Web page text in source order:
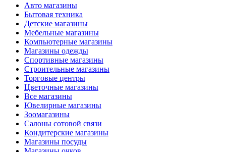
Авто магазины
Бытовая техника
Детские магазины
Мебельные магазины
Компьютерные магазины
Магазины одежды
Спортивные магазины
Строительные магазины
Торговые центры
Цветочные магазины
Все магазины
Ювелирные магазины
Зоомагазины
Салоны сотовой связи
Кондитерские магазины
Магазины посуды